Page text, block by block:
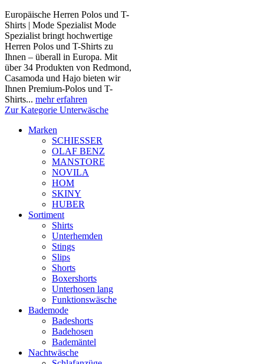
Europäische Herren Polos und T-
Shirts | Mode Spezialist Mode
Spezialist bringt hochwertige
Herren Polos und T-Shirts zu
Ihnen – überall in Europa. Mit
über 34 Produkten von Redmond,
Casamoda und Hajo bieten wir
Ihnen Premium-Polos und T-
Shirts... mehr erfahren
Zur Kategorie Unterwäsche
Marken
SCHIESSER
OLAF BENZ
MANSTORE
NOVILA
HOM
SKINY
HUBER
Sortiment
Shirts
Unterhemden
Stings
Slips
Shorts
Boxershorts
Unterhosen lang
Funktionswäsche
Bademode
Badeshorts
Badehosen
Bademäntel
Nachtwäsche